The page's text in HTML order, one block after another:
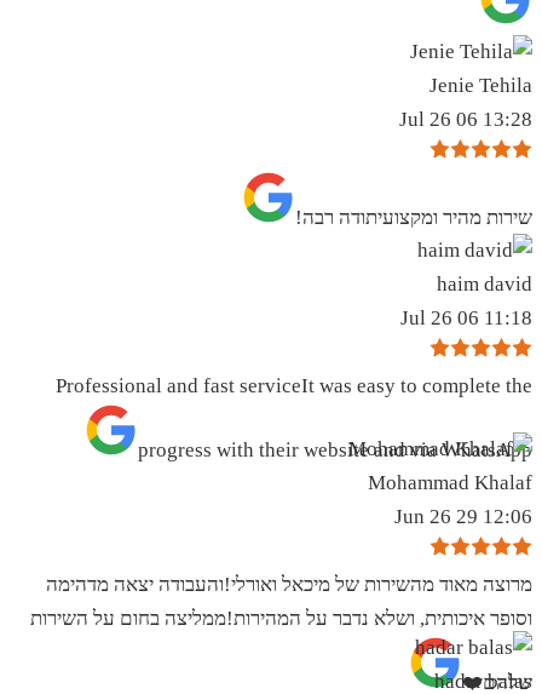
Jenie Tehila
13:28 06 Jul 26
שירות מהיר ומקצועיתודה רבה!
haim david
11:18 06 Jul 26
Professional and fast serviceIt was easy to complete the
progress with their website and via WhatsApp
Mohammad Khalaf
12:06 29 Jun 26
מרוצה מאוד מהשירות של מיכאל ואורלי!והעבודה יצאה מדהימה
וסופר איכותית, ושלא נדבר על המהירות!ממליצה בחום על השירות
שלהם❤️
hadar balas